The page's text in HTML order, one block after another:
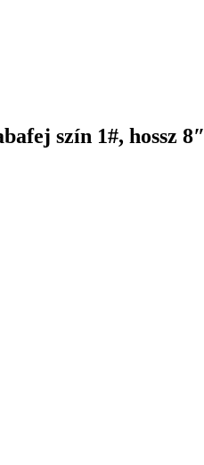
szín 1#, hossz 8″